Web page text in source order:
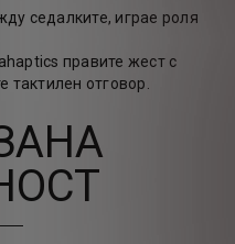
седалките, играе роля
правите жест с
тактилен отговор.